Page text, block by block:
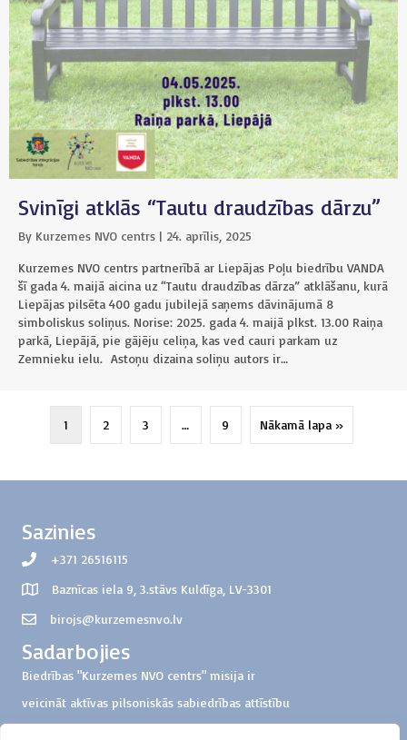
Svinīgi atklās “Tautu draudzības dārzu”
By Kurzemes NVO centrs | 24. aprīlis, 2025
Kurzemes NVO centrs partnerībā ar Liepājas Poļu biedrību VANDA
šī gada 4. maijā aicina uz “Tautu draudzības dārza” atklāšanu, kurā
Liepājas pilsēta 400 gadu jubilejā saņems dāvinājumā 8
simboliskus soliņus. Norise: 2025. gada 4. maijā plkst. 13.00 Raiņa
parkā, Liepājā, pie gājēju celiņa, kas ved cauri parkam uz
Zemnieku ielu. Astoņu dizaina soliņu autors ir…
1 2 3 … 9 Nākamā lapa »
Sazinies
+371 26516115
Baznīcas iela 9, 3.stāvs Kuldīga, LV-3301
birojs@kurzemesnvo.lv
Sadarbojies
Biedrības "Kurzemes NVO centrs" misija ir
veicināt aktīvas pilsoniskās sabiedrības attīstību